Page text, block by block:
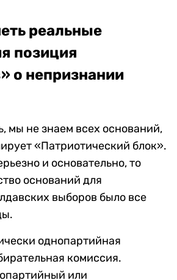
реальные
позиция
о непризнании
мы не знаем всех оснований,
«Патриотический блок».
и основательно, то
оснований для
выборов было все
однопартийная
комиссия.
или